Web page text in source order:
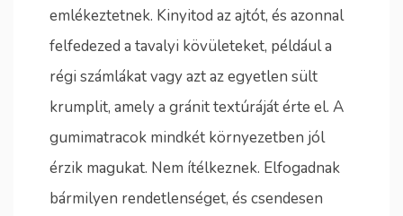
emlékeztetnek. Kinyitod az ajtót, és azonnal
felfedezed a tavalyi kövületeket, például a
régi számlákat vagy azt az egyetlen sült
krumplit, amely a gránit textúráját érte el. A
gumimatracok mindkét környezetben jól
érzik magukat. Nem ítélkeznek. Elfogadnak
bármilyen rendetlenséget, és csendesen